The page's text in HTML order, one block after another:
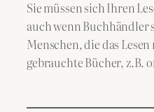
Sie müssen sich Ihren
auch wenn Buchhändler
Menschen, die das
gebrauchte Bücher, z.B.